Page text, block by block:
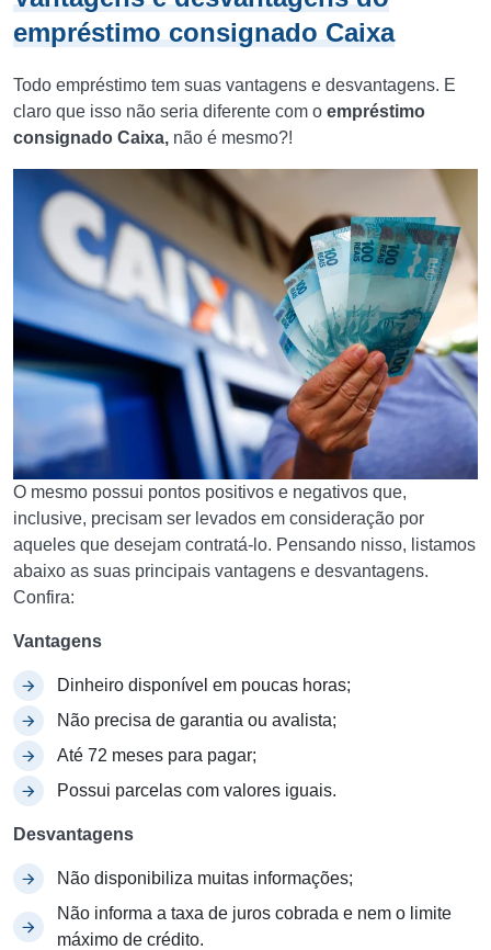
empréstimo consignado Caixa
Todo empréstimo tem suas vantagens e desvantagens. E
claro que isso não seria diferente com o empréstimo
consignado Caixa, não é mesmo?!
O mesmo possui pontos positivos e negativos que,
inclusive, precisam ser levados em consideração por
aqueles que desejam contratá-lo. Pensando nisso, listamos
abaixo as suas principais vantagens e desvantagens.
Confira:
Vantagens
Dinheiro disponível em poucas horas;
Não precisa de garantia ou avalista;
Até 72 meses para pagar;
Possui parcelas com valores iguais.
Desvantagens
Não disponibiliza muitas informações;
Não informa a taxa de juros cobrada e nem o limite
máximo de crédito.